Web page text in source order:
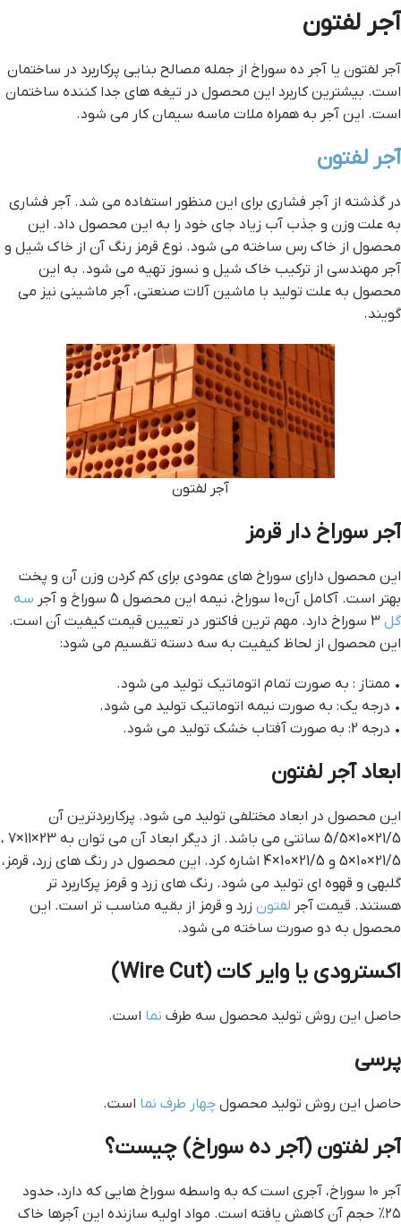
آجر لفتون
آجر لفتون یا آجر ده سوراخ از جمله مصالح بنایی پرکاربرد در ساختمان
است. بیشترین کاربرد این محصول در تیغه های جدا کننده ساختمان
است. این آجر به همراه ملات ماسه سیمان کار می شود.
آجر لفتون
در گذشته از آجر فشاری برای این منظور استفاده می شد. آجر فشاری
به علت وزن و جذب آب زیاد جای خود را به این محصول داد. این
محصول از خاک رس ساخته می شود. نوع قرمز رنگ آن از خاک شیل و
آجر مهندسی از ترکیب خاک شیل و نسوز تهیه می شود. به این
محصول به علت تولید با ماشین آلات صنعتی، آجر ماشینی نیز می
گویند.
آجر لفتون
آجر سوراخ دار قرمز
این محصول دارای سوراخ های عمودی برای کم کردن وزن آن و پخت
بهتر است. آکامل آن10 سوراخ، نیمه این محصول 5 سوراخ و آجر
سه
گل
3 سوراخ دارد. مهم ترین فاکتور در تعیین قیمت کیفیت آن است.
این محصول از لحاظ کیفیت به سه دسته تقسیم می شود:
• ممتاز : به صورت تمام اتوماتیک تولید می شود.
• درجه یک: به صورت نیمه اتوماتیک تولید می شود.
• درجه 2: به صورت آفتاب خشک تولید می شود.
ابعاد آجر لفتون
این محصول در ابعاد مختلفی تولید می شود. پرکاربردترین آن
21/5×10×5/5 سانتی می باشد. از دیگر ابعاد آن می توان به 23×11×7 ،
21/5×10×5 و 21/5×10×4 اشاره کرد. این محصول در رنگ های زرد، قرمز،
گلبهی و قهوه ای تولید می شود. رنگ های زرد و قرمز پرکاربرد تر
هستند. قیمت آجر لفتون زرد و قرمز از بقیه مناسب تر است. این
محصول به دو صورت ساخته می شود.
اکسترودی یا وایر کات (Wire Cut)
حاصل این روش تولید محصول سه طرف نما است.
پرسی
حاصل این روش تولید محصول چهار طرف نما است.
آجر لفتون (آجر ده سوراخ) چیست؟
آجر ۱۰ سوراخ، آجری است که به واسطه سوراخ هایی که دارد، حدود
۲۵% حجم آن کاهش یافته است. مواد اولیه سازنده این آجرها خاک